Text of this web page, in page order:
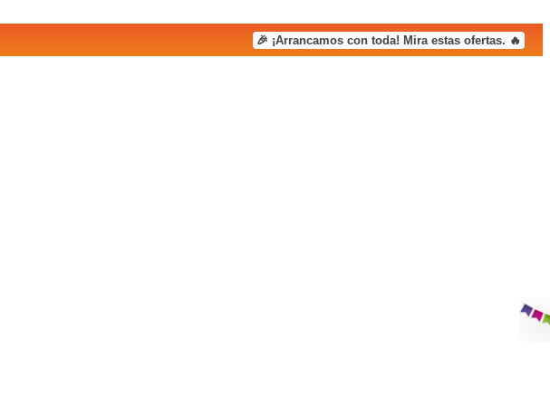
🎉 ¡Arrancamos con toda! Mira estas ofertas. 🔥